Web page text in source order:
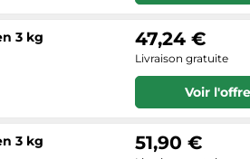
3 kg 47,24 €
Livraison gratuite
Voir l'offre
3 kg 51,90 €